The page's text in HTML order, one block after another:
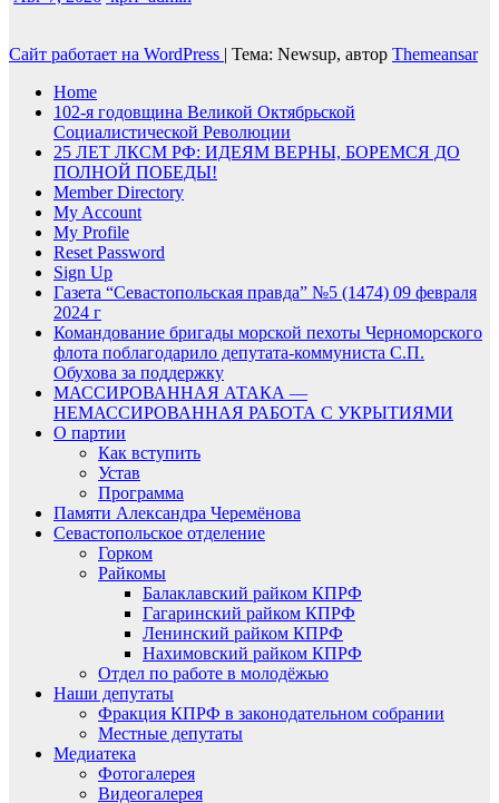
Сайт работает на WordPress | Тема: Newsup, автор Themeansar
Home
102-я годовщина Великой Октябрьской
Социалистической Революции
25 ЛЕТ ЛКСМ РФ: ИДЕЯМ ВЕРНЫ, БОРЕМСЯ ДО
ПОЛНОЙ ПОБЕДЫ!
Member Directory
My Account
My Profile
Reset Password
Sign Up
Газета “Севастопольская правда” №5 (1474) 09 февраля
2024 г
Командование бригады морской пехоты Черноморского
флота поблагодарило депутата-коммуниста С.П.
Обухова за поддержку
МАССИРОВАННАЯ АТАКА —
НЕМАССИРОВАННАЯ РАБОТА С УКРЫТИЯМИ
О партии
Как вступить
Устав
Программа
Памяти Александра Черемёнова
Севастопольское отделение
Горком
Райкомы
Балаклавский райком КПРФ
Гагаринский райком КПРФ
Ленинский райком КПРФ
Нахимовский райком КПРФ
Отдел по работе в молодёжью
Наши депутаты
Фракция КПРФ в законодательном собрании
Местные депутаты
Медиатека
Фотогалерея
Видеогалерея